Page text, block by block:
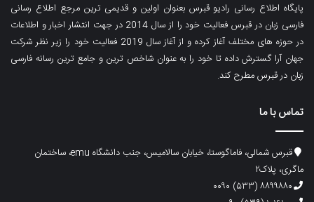
پایگاه اطلاع رسانی رادیو قبرس بعنوان اولین و قدیمی ترین مرجع اطلاع رسانی
فارسی زبان در قبرس فعالیت خود را از سال 2014 در جهت انتشار اخبار و اطلاعات
در حوزه های مختلف آغاز کرده و از آغاز سال 2019 فعالیت خود را زیر نظر شرکت
جهان آرا گسترش داده تا خود را به عنوان شاخص ترین و جامع ترین رسانه فارسی
زبان در قبرس مطرح کند.
تماس با ما
قبرس شمالی، فاماگوستا، خیابان سالامیس، جنب دانشگاه emu، ساختمان
ماگری، پلاک۲
۸۸۹۹۸۸۰ (۵۳۳) ۰۰۹۰